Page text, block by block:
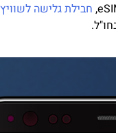
חבילת גלישה לשוויץ